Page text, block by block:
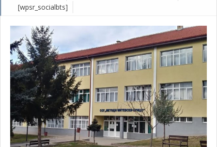
[wpsr_socialbts]